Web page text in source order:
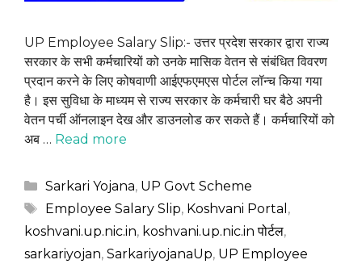
UP Employee Salary Slip:- उत्तर प्रदेश सरकार द्वारा राज्य
सरकार के सभी कर्मचारियों को उनके मासिक वेतन से संबंधित विवरण
प्रदान करने के लिए कोषवाणी आईएफएमएस पोर्टल लॉन्च किया गया
है। इस सुविधा के माध्यम से राज्य सरकार के कर्मचारी घर बैठे अपनी
वेतन पर्ची ऑनलाइन देख और डाउनलोड कर सकते हैं। कर्मचारियों को
अब … Read more
Categories
Sarkari Yojana, UP Govt Scheme
Tags
Employee Salary Slip, Koshvani Portal ,
koshvani.up.nic.in, koshvani.up.nic.in पोर्टल,
sarkariyojan, SarkariyojanaUp, UP Employee